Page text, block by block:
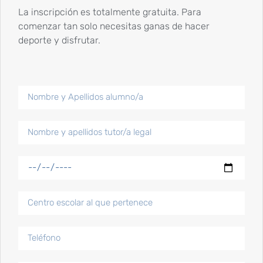
Síguenos en redes sociales
Publicaciones más populares
15 Enero, 2024
La inscripción es totalmente gratuita. Para
comenzar tan solo necesitas ganas de hacer
deporte y disfrutar.